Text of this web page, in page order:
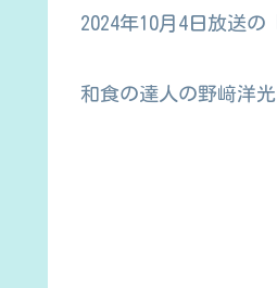
2024年10月4日放送
和食の達人の野﨑洋